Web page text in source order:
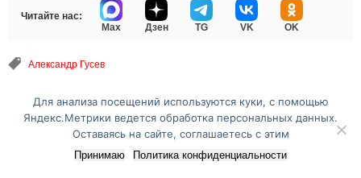
Читайте нас:
Max
Дзен TG VK OK
Александр Гусев
Перейти на полную версию сайта
Для анализа посещений используются куки, с помощью
Яндекс.Метрики ведется обработка персональных данных.
Оставаясь на сайте, соглашаетесь с этим
Принимаю Политика конфиденциальности